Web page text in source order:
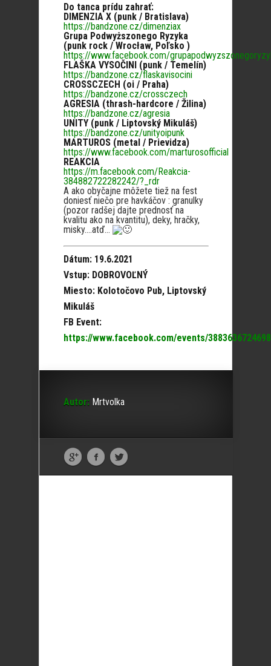
Do tanca prídu zahrať:
DIMENZIA X (punk / Bratislava)
https://bandzone.cz/dimenziax
Grupa Podwyższonego Ryzyka
(punk rock / Wrocław, Poľsko )
https://www.facebook.com/
FLAŠKA VYSOČINI (punk / Temelín)
https://bandzone.cz/flaskavisocini
CROSSCZECH (oi / Praha)
https://bandzone.cz/crossczech
AGRESIA (thrash-hardcore / Žilina)
https://bandzone.cz/agresia
UNITY (punk / Liptovský Mikuláš)
https://bandzone.cz/unityoipunk
MARTUROS (metal / Prievidza)
https://www.facebook.com/marturosofficial
REAKCIA
https://m.facebook.com/Reakcia-
384882722282242/?_rdr
A ako obyčajne môžete tiež na fest
doniesť niečo pre havkáčov : granulky
(pozor radšej dajte prednosť na
kvalitu ako na kvantitu), deky, hračky,
misky….atď…
Dátum: 19.6.2021
Vstup: DOBROVOĽNÝ
Miesto: Kolotočovo Pub, Liptovský
Mikuláš
FB Event:
https://www.facebook.com/events/
Autor: Mrtvolka